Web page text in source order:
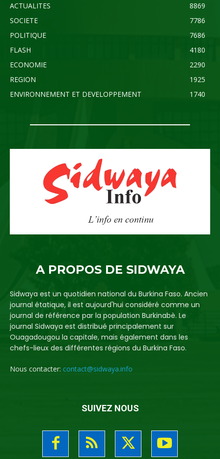
ACTUALITES
8869
SOCIETE
7786
POLITIQUE
7686
FLASH
4180
ECONOMIE
2290
REGION
1925
ENVIRONNEMENT ET DEVELOPPEMENT
1740
A PROPOS DE SIDWAYA
Sidwaya est un quotidien national du Burkina Faso. Ancien
journal étatique, il est aujourd'hui considéré comme un
journal de référence par la population Burkinabè. Le
journal Sidwaya est distribué principalement sur
Ouagadougou la capitale, mais également dans les
chefs-lieux des différentes régions du Burkina Faso.
Nous contacter: contact@sidwaya.info
SUIVEZ NOUS